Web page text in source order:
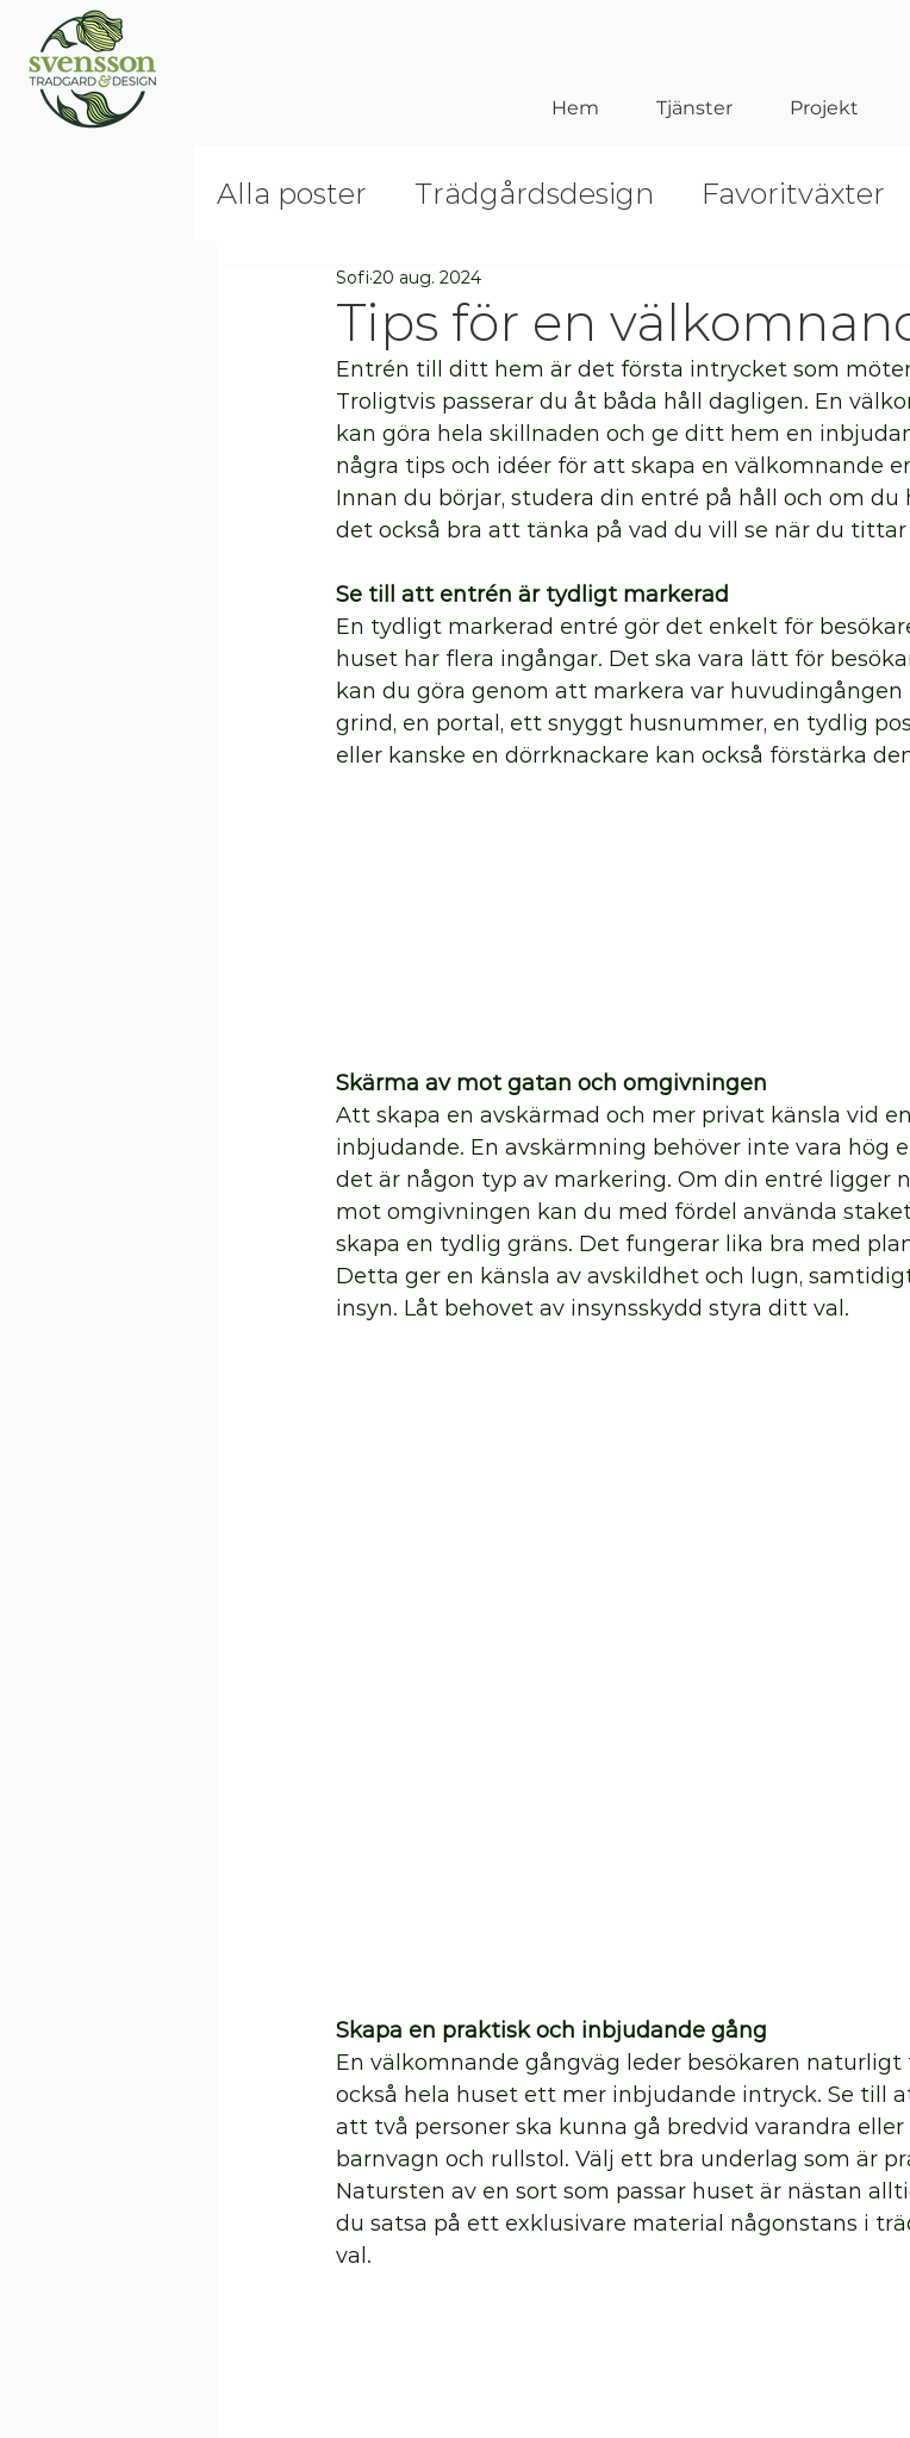
Hem Tjänster Projekt
Alla poster Trädgårdsdesign Favoritväxter
Trädgårdskalender
Pyssel
Tips för en
Sofi 20 aug. 2024
Entrén till ditt hem är det första intrycket som
Troligtvis passerar du åt båda håll dagligen. En
kan göra hela skillnaden och ge ditt hem en
några tips och idéer för att skapa en välkomnande
Innan du börjar, studera din entré på håll och om
det också bra att tänka på vad du vill se när du
Se till att entrén är tydligt markerad
En tydligt markerad entré gör det enkelt för
huset har flera ingångar. Det ska vara lätt för
kan du göra genom att markera var
grind, en portal, ett snyggt husnummer, en tydlig
eller kanske en dörrknackare kan också förstärka
Skärma av mot gatan och omgivningen
Att skapa en avskärmad och mer privat känsla vid
inbjudande. En avskärmning behöver inte vara hög
det är någon typ av markering. Om din entré ligger
mot omgivningen kan du med fördel använda
skapa en tydlig gräns. Det fungerar lika bra med
Detta ger en känsla av avskildhet och lugn,
insyn. Låt behovet av insynsskydd styra ditt val.
Skapa en praktisk och inbjudande gång
En välkomnande gångväg leder besökaren
också hela huset ett mer inbjudande intryck. Se till
att två personer ska kunna gå bredvid varandra
barnvagn och rullstol. Välj ett bra underlag som är
Natursten av en sort som passar huset är nästan
du satsa på ett exklusivare material någonstans i
val.